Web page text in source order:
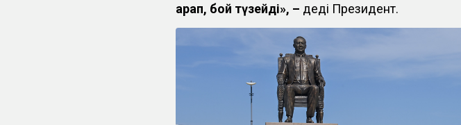
қарап, бой түзейді», – деді Президент.